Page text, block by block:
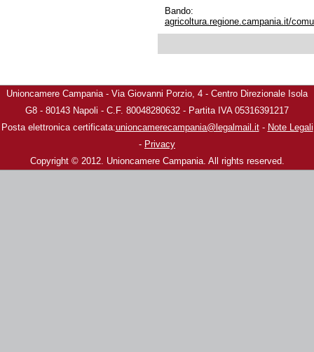
Bando:
agricoltura.regione.campania.it/
Unioncamere Campania - Via Giovanni Porzio, 4 - Centro Direzionale Isola
G8 - 80143 Napoli - C.F. 80048280632 - Partita IVA 05316391217
Posta elettronica certificata:unioncamerecampania@legalmail.it- Note Legali
- Privacy
Copyright © 2012. Unioncamere Campania. All rights reserved.